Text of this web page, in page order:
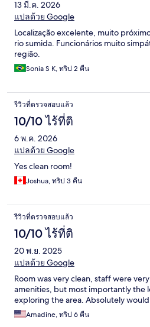
13 มี.ค. 2026
แปลด้วย Google
Localização excelente, muito
rio sumida. Funcionários muito
região.
Sonia S K, ทริป 2 คืน
รีวิวที่ตรวจสอบแล้ว
10/10 ไร้ที่ติ
6 พ.ค. 2026
แปลด้วย Google
Yes clean room!
Joshua, ทริป 3 คืน
รีวิวที่ตรวจสอบแล้ว
10/10 ไร้ที่ติ
20 พ.ย. 2025
แปลด้วย Google
Room was very clean, staff were
amenities, but most importantly the
exploring the area. Absolutely
Amadine, ทริป 6 คืน